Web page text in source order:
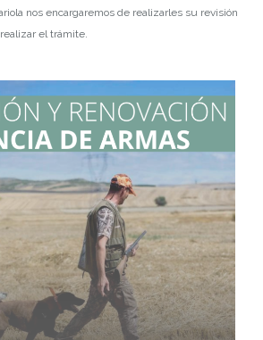
nos encargaremos de realizarles su revisión
el trámite.